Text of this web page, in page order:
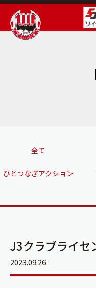
全て
ひとつなぎアクション
J3クラブライセ
2023.09.26